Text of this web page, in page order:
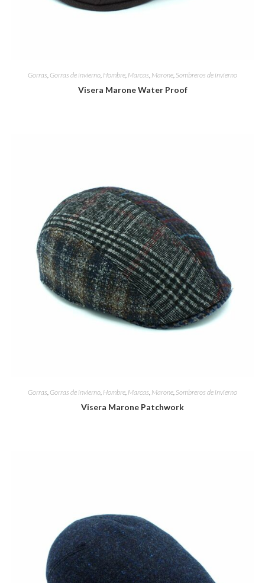
Gorras Gorras de invierno Hombre Marcas Marone Sombreros de invierno
Visera Marone Water Proof
Gorras Gorras de invierno Hombre Marcas Marone Sombreros de invierno
Visera Marone Patchwork